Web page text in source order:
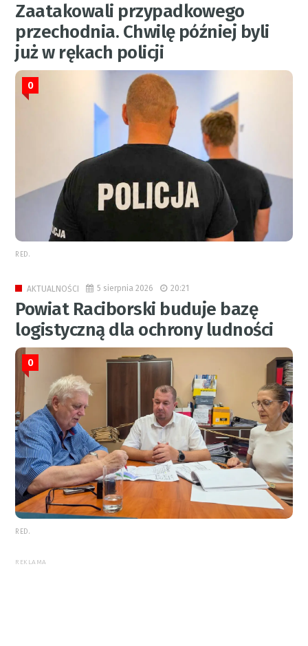
Zaatakowali przypadkowego
przechodnia. Chwilę później byli
już w rękach policji
0
RED.
AKTUALNOŚCI 5 sierpnia 2026 20:21
Powiat Raciborski buduje bazę
logistyczną dla ochrony ludności
0
RED.
REKLAMA